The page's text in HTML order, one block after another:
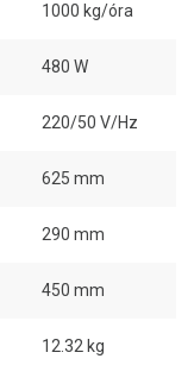
1000 kg/óra
480 W
220/50 V/Hz
625 mm
290 mm
450 mm
12.32 kg